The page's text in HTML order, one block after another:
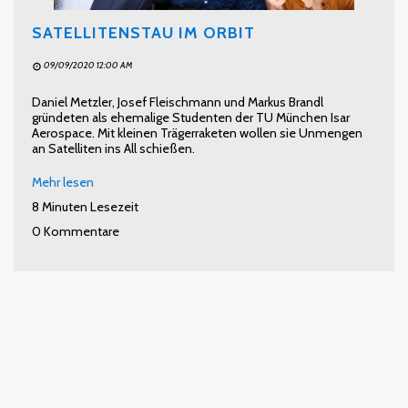
SATELLITENSTAU IM ORBIT
09/09/2020 12:00 AM
Daniel Metzler, Josef Fleischmann und Markus Brandl
gründeten als ehemalige Studenten der TU München Isar
Aerospace. Mit kleinen Trägerraketen wollen sie Unmengen
an Satelliten ins All schießen.
Mehr lesen
8 Minuten Lesezeit
0 Kommentare